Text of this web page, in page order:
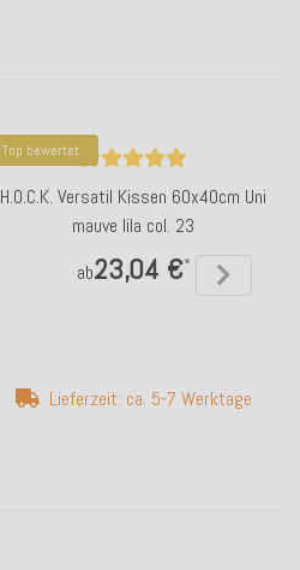
Top bewertet
H.O.C.K. Versatil Kissen 60x40cm Uni
mauve lila col. 23
ab23,04 €*
Lieferzeit: ca. 5-7 Werktage